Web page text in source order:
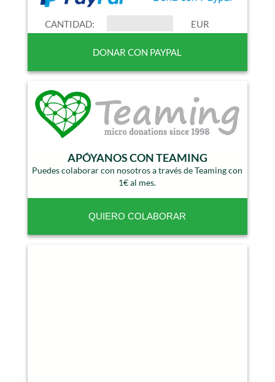
CANTIDAD: EUR
APÓYANOS CON TEAMING
Puedes colaborar con nosotros a través de Teaming con
1€ al mes.
QUIERO COLABORAR